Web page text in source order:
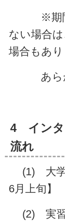
※期間変
ない場合
場合もあり
あらか
4 インタ
流れ
(1) 大学
6月上旬】
(2) 実習